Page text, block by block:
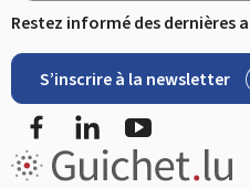
Restez informé des dernières
S’inscrire à la newsletter
FacebookLinkedIn